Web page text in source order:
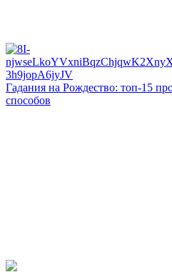
Гадания на Рождество: топ-15
способов